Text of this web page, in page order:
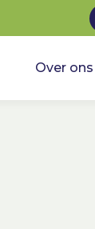
Over ons